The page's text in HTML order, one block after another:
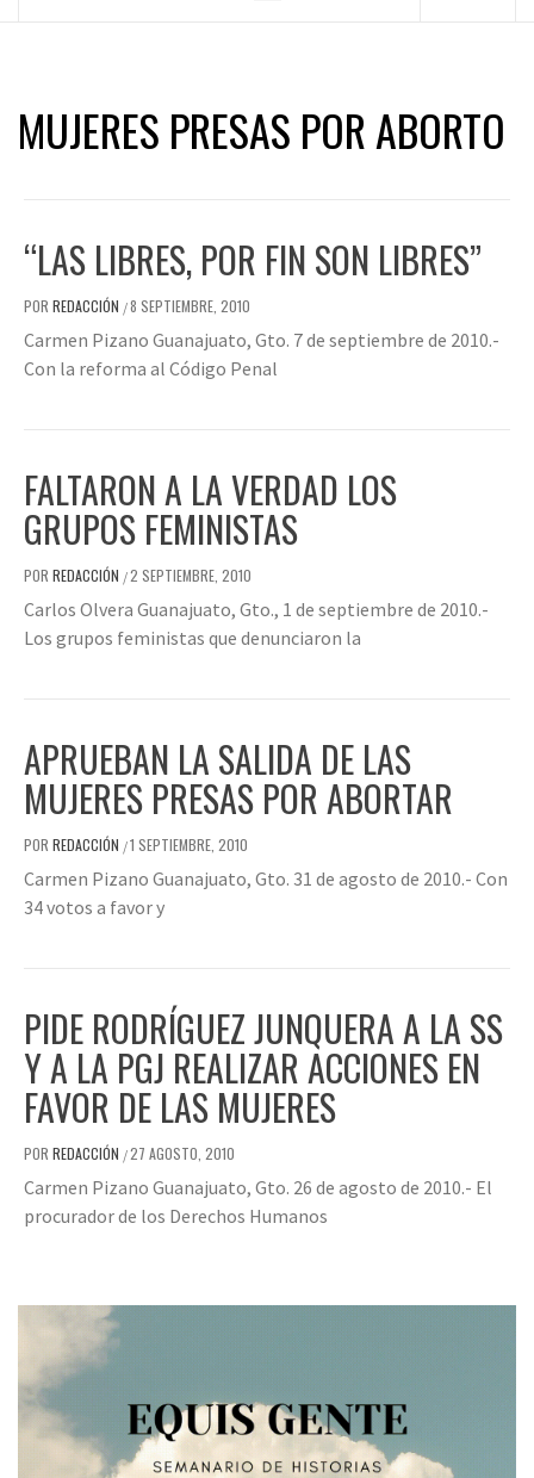
MUJERES PRESAS POR ABORTO
“LAS LIBRES, POR FIN SON LIBRES”
POR REDACCIÓN /8 SEPTIEMBRE, 2010
Carmen Pizano Guanajuato, Gto. 7 de septiembre de 2010.-
Con la reforma al Código Penal
FALTARON A LA VERDAD LOS
GRUPOS FEMINISTAS
POR REDACCIÓN /2 SEPTIEMBRE, 2010
Carlos Olvera Guanajuato, Gto., 1 de septiembre de 2010.-
Los grupos feministas que denunciaron la
APRUEBAN LA SALIDA DE LAS
MUJERES PRESAS POR ABORTAR
POR REDACCIÓN /1 SEPTIEMBRE, 2010
Carmen Pizano Guanajuato, Gto. 31 de agosto de 2010.- Con
34 votos a favor y
PIDE RODRÍGUEZ JUNQUERA A LA SS
Y A LA PGJ REALIZAR ACCIONES EN
FAVOR DE LAS MUJERES
POR REDACCIÓN /27 AGOSTO, 2010
Carmen Pizano Guanajuato, Gto. 26 de agosto de 2010.- El
procurador de los Derechos Humanos